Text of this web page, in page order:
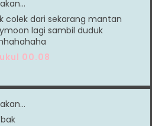
colek dari sekarang mantan
lagi sambil duduk
00.08